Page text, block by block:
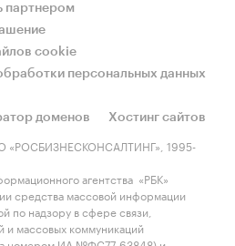
документов не
объема выборочной
и анализу подлежат
обработанная и
использованиюбаза
информацией об
экспорте из России
партнером
cookie
персональных данных
доменов
Хостинг сайтов
1995-
агентства «РБК»
средства массовой информации
по надзору в сфере связи,
и массовых коммуникаций